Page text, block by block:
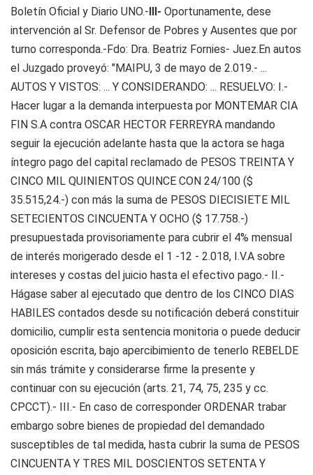
Boletín Oficial y Diario UNO.-III- Oportunamente, dese
intervención al Sr. Defensor de Pobres y Ausentes que por
turno corresponda.-Fdo: Dra. Beatriz Fornies- Juez.En autos
el Juzgado proveyó: "MAIPU, 3 de mayo de 2.019.- ...
AUTOS Y VISTOS: ... Y CONSIDERANDO: ... RESUELVO: I.-
Hacer lugar a la demanda interpuesta por MONTEMAR CIA
FIN S.A contra OSCAR HECTOR FERREYRA mandando
seguir la ejecución adelante hasta que la actora se haga
íntegro pago del capital reclamado de PESOS TREINTA Y
CINCO MIL QUINIENTOS QUINCE CON 24/100 ($
35.515,24.-) con más la suma de PESOS DIECISIETE MIL
SETECIENTOS CINCUENTA Y OCHO ($ 17.758.-)
presupuestada provisoriamente para cubrir el 4% mensual
de interés morigerado desde el 1 -12 - 2.018, I.V.A sobre
intereses y costas del juicio hasta el efectivo pago.- II.-
Hágase saber al ejecutado que dentro de los CINCO DIAS
HABILES contados desde su notificación deberá constituir
domicilio, cumplir esta sentencia monitoria o puede deducir
oposición escrita, bajo apercibimiento de tenerlo REBELDE
sin más trámite y considerarse firme la presente y
continuar con su ejecución (arts. 21, 74, 75, 235 y cc.
CPCCT).- III.- En caso de corresponder ORDENAR trabar
embargo sobre bienes de propiedad del demandado
susceptibles de tal medida, hasta cubrir la suma de PESOS
CINCUENTA Y TRES MIL DOSCIENTOS SETENTA Y